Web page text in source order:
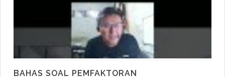
BAHAS SOAL PEMFAKTORAN